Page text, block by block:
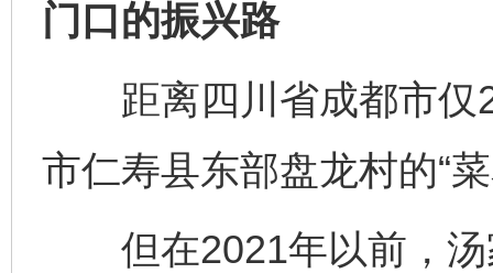
门口的振兴路
距离四川省成都市仅2
市仁寿县东部盘龙村的“
但在2021年以前，汤